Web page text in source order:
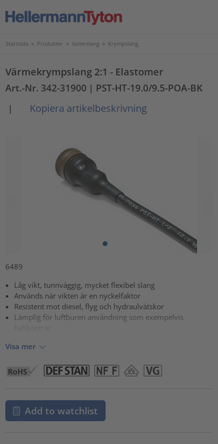
Startsida > Produkter > Isolerslang > Krympslang
Värmekrympslang 2:1 - Elastomer
Art.-Nr. 342-31900 | PST-HT-19.0/9.5-POA-BK
|
Kopiera artikelbeskrivning
6489
Låg vikt, tunnväggig, mycket flexibel slang
Används när vikten är en nyckelfaktor
Resistent mot diesel, flyg och hydraulvätskor
Lämplig för luftburen användning som exempelvis
Visa mer
Add to watchlist